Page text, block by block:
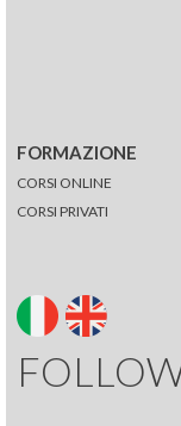
FORMAZIONE
CORSI ONLINE
CORSI PRIVATI